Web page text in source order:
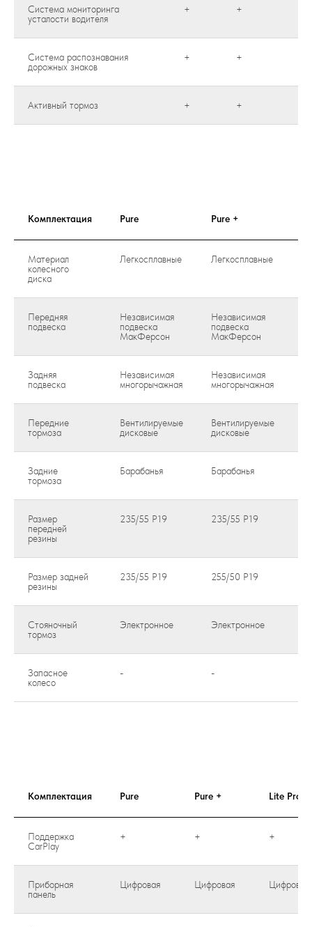
Система мониторинга
усталости водителя
+ +
Система распознавания
дорожных знаков
+ +
Активный тормоз + +
Комплектация Pure Pure +
Материал
колесного
диска
Легкосплавные Легкосплавные
Передняя
подвеска
Независимая
подвеска
МакФерсон
Независимая
подвеска
МакФерсон
Задняя
подвеска
Независимая
многорычажная
Независимая
многорычажная
Передние
тормоза
Вентилируемые
дисковые
Вентилируемые
дисковые
Задние
тормоза
Барабанья Барабанья
Размер
передней
резины
235/55 Р19 235/55 Р19
Размер задней
резины
235/55 Р19 255/50 Р19
Стояночный
тормоз
Электронное Электронное
Запасное
колесо
- -
Комплектация Pure Pure + Lite Pro
Поддержка
CarPlay
+ + +
Приборная
панель
Цифровая Цифровая Цифровая